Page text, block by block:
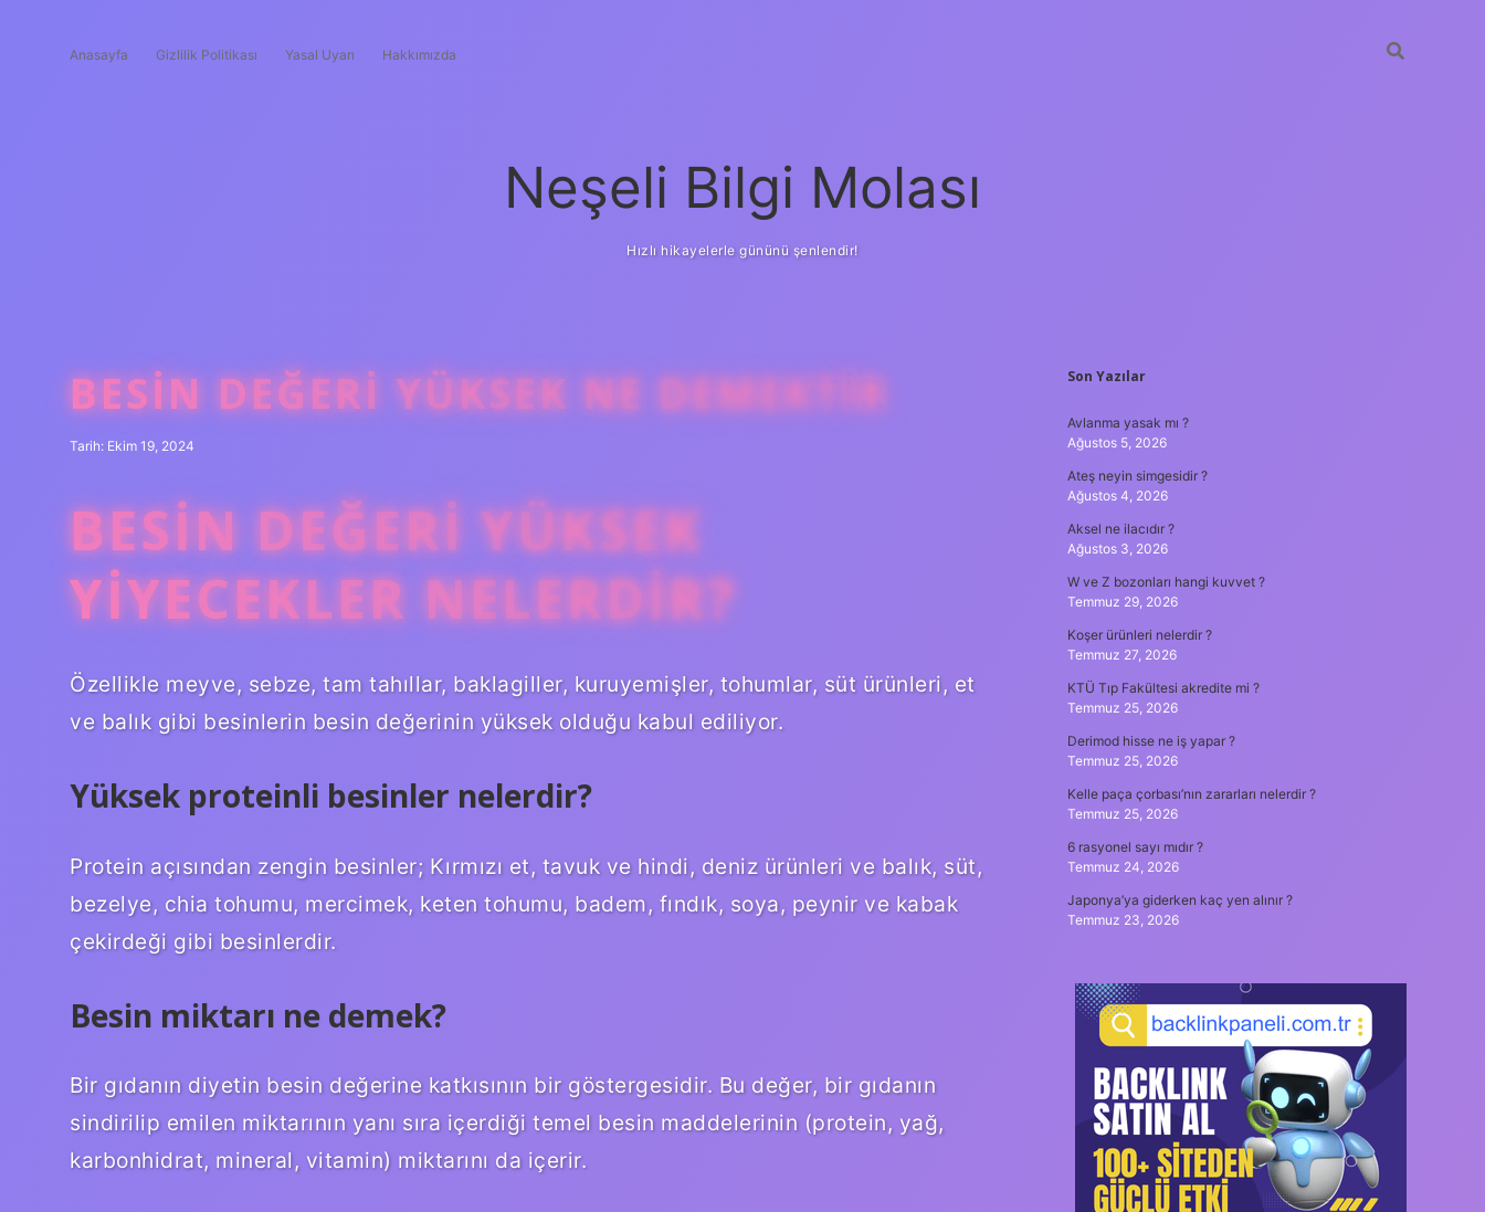
Anasayfa Gizlilik Politikası Yasal Uyarı Hakkımızda
Neşeli Bilgi Molası
Hızlı hikayelerle gününü şenlendir!
BESIN DEĞERI YÜKSEK NE DEMEKTIR
Tarih: Ekim 19, 2024
BESIN DEĞERI YÜKSEK
YIYECEKLER NELERDIR?
Özellikle meyve, sebze, tam tahıllar, baklagiller, kuruyemişler, tohumlar, süt ürünleri, et
ve balık gibi besinlerin besin değerinin yüksek olduğu kabul ediliyor.
Yüksek proteinli besinler nelerdir?
Protein açısından zengin besinler; Kırmızı et, tavuk ve hindi, deniz ürünleri ve balık, süt,
bezelye, chia tohumu, mercimek, keten tohumu, badem, fındık, soya, peynir ve kabak
çekirdeği gibi besinlerdir.
Besin miktarı ne demek?
Bir gıdanın diyetin besin değerine katkısının bir göstergesidir. Bu değer, bir gıdanın
sindirilip emilen miktarının yanı sıra içerdiği temel besin maddelerinin (protein, yağ,
karbonhidrat, mineral, vitamin) miktarını da içerir.
SIDEBAR
Son Yazılar
Avlanma yasak mı ?
Ağustos 5, 2026
Ateş neyin simgesidir ?
Ağustos 4, 2026
Aksel ne ilacıdır ?
Ağustos 3, 2026
W ve Z bozonları hangi kuvvet ?
Temmuz 29, 2026
Koşer ürünleri nelerdir ?
Temmuz 27, 2026
KTÜ Tıp Fakültesi akredite mi ?
Temmuz 25, 2026
Derimod hisse ne iş yapar ?
Temmuz 25, 2026
Kelle paça çorbası’nın zararları nelerdir ?
Temmuz 25, 2026
6 rasyonel sayı mıdır ?
Temmuz 24, 2026
Japonya’ya giderken kaç yen alınır ?
Temmuz 23, 2026